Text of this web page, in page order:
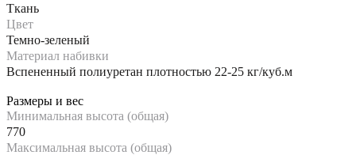
Ткань
Цвет
Темно-зеленый
Материал набивки
Вспененный полиуретан плотностью 22-25 кг/куб.м
Размеры и вес
Минимальная высота (общая)
770
Максимальная высота (общая)